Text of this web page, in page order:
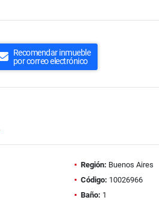
Recomendar inmueble
por correo electrónico
Región: Buenos Aires
Código: 10026966
Baño: 1